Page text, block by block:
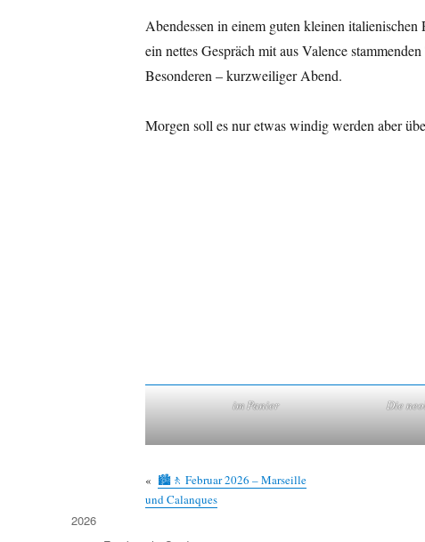
Abendessen in einem guten kleinen
ein nettes Gespräch mit aus Valence
Besonderen – kurzweiliger Abend.
Morgen soll es nur etwas windig werden aber
im Panier
Die
« 🏙🚶 Februar 2026 – Marseille
und Calanques
Kategorien
2026